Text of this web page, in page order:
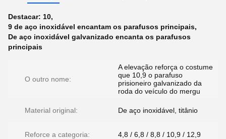
Destacar: 10,
9 de aço inoxidável encantam os parafusos principais,
De aço inoxidável galvanizado encanta os parafusos
principais
O outro nome:
A elevação reforça o costume
que 10,9 o parafuso
prisioneiro galvanizado da
roda do veículo do mergu
Material original: De aço inoxidável, titânio
Reforce a categoria: 4,8 / 6,8 / 8,8 / 10,9 / 12,9